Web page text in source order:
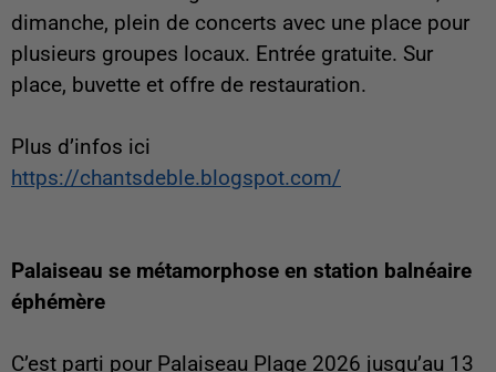
dimanche, plein de concerts avec une place pour
plusieurs groupes locaux. Entrée gratuite. Sur
place, buvette et offre de restauration.
Plus d’infos ici
https://chantsdeble.blogspot.com/
Palaiseau se métamorphose en station balnéaire
éphémère
C’est parti pour Palaiseau Plage 2026 jusqu’au 13